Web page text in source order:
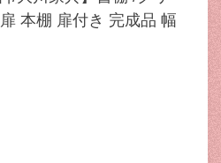
本棚 扉付き 完成品 幅